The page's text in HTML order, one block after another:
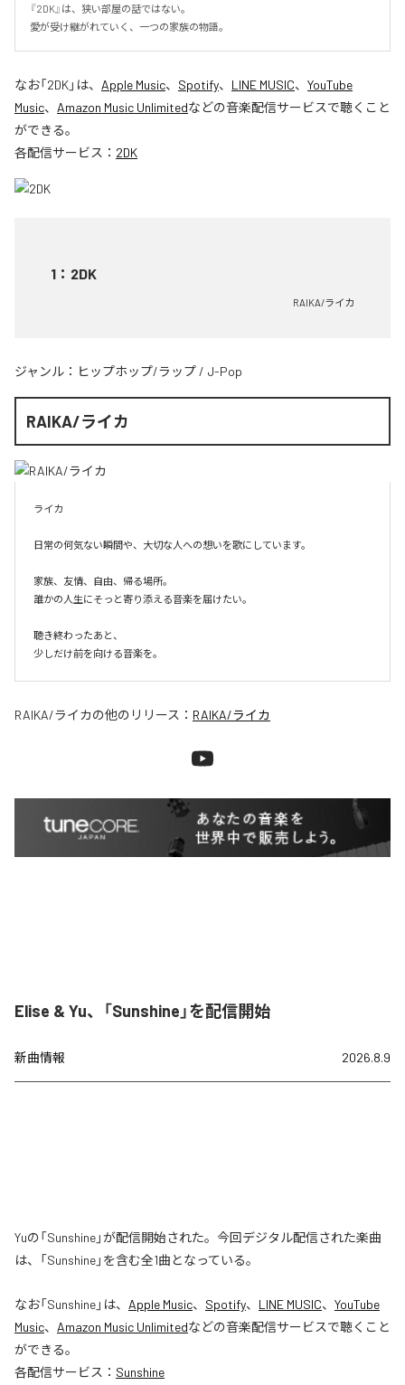
『2DK』は、狭い部屋の話ではない。
愛が受け継がれていく、一つの家族の物語。
なお「2DK」は、 Apple Music、 Spotify、 LINE MUSIC、 YouTube
Music、 Amazon Music Unlimitedなどの音楽配信サービスで聴くこと
ができる。
各配信サービス： 2DK
1 ： 2DK
RAIKA/ライカ
ジャンル： ヒップホップ/ラップ / J-Pop
RAIKA/ライカ
ライカ
日常の何気ない瞬間や、大切な人への想いを歌にしています。
家族、友情、自由、帰る場所。
誰かの人生にそっと寄り添える音楽を届けたい。
聴き終わったあと、
少しだけ前を向ける音楽を。
RAIKA/ライカの他のリリース： RAIKA/ライカ
Elise & Yu、「Sunshine」を配信開始
新曲情報 2026.8.9
Yuの「Sunshine」が配信開始された。今回デジタル配信された楽曲
は、「Sunshine」を含む全1曲となっている。
なお「Sunshine」は、 Apple Music、 Spotify、 LINE MUSIC、 YouTube
Music、 Amazon Music Unlimitedなどの音楽配信サービスで聴くこと
ができる。
各配信サービス： Sunshine